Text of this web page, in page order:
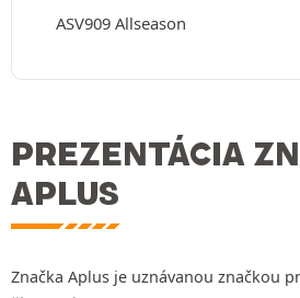
ASV909 Allseason
PREZENTÁCIA
APLUS
Značka Aplus je uznávanou značkou